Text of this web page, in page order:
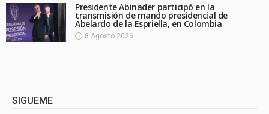
Presidente Abinader participó en la
transmisión de mando presidencial de
Abelardo de la Espriella, en Colombia
8 Agosto 2026
SIGUEME